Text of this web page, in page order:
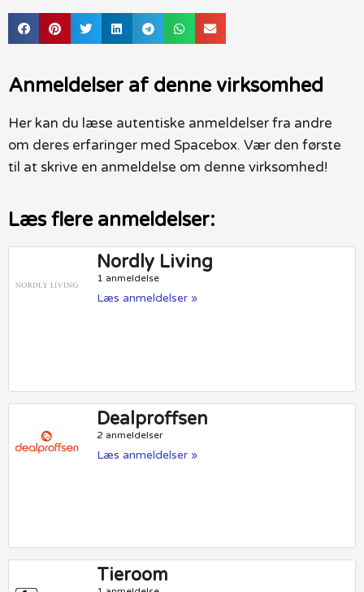
Anmeldelser af denne virksomhed
Her kan du læse autentiske anmeldelser fra andre
om deres erfaringer med Spacebox. Vær den første
til at skrive en anmeldelse om denne virksomhed!
Læs flere anmeldelser:
Nordly Living
1 anmeldelse
Læs anmeldelser »
Dealproffsen
2 anmeldelser
Læs anmeldelser »
Tieroom